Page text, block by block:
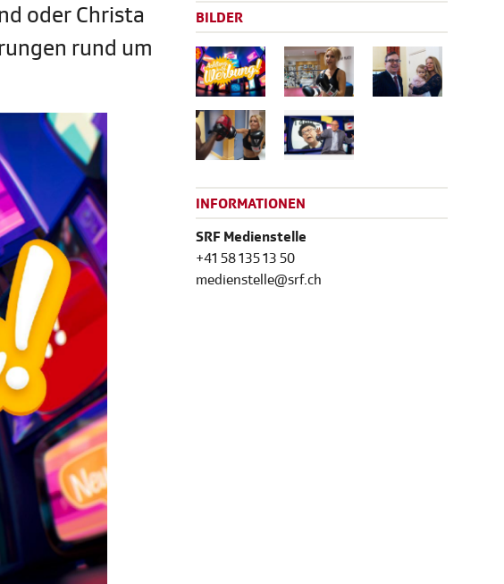
oder Christa
rund um
BILDER
INFORMATIONEN
SRF Medienstelle
+41 58 135 13 50
medienstelle@srf.ch